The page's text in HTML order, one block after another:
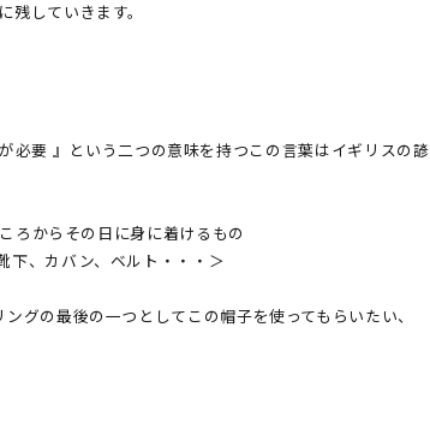
残していきます。
必要 』という二つの意味を持つこの言葉はイギリスの諺
ろからその日に身に着けるもの
下、カバン、ベルト・・・＞
グの最後の一つとしてこの帽子を使ってもらいたい、